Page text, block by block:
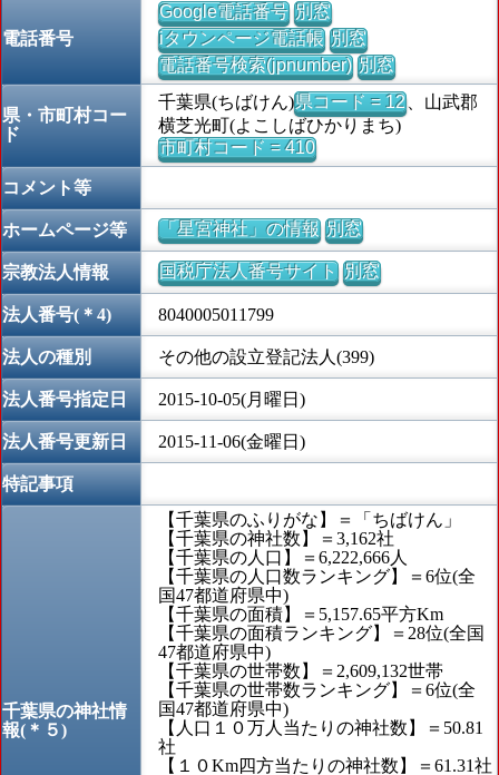
電話番号
Google電話番号 別窓
iタウンページ電話帳 別窓
電話番号検索(jpnumber) 別窓
県・市町村コー
ド
千葉県(ちばけん)県コード = 12、山武郡
横芝光町(よこしばひかりまち)
市町村コード = 410
コメント等
ホームページ等 「星宮神社」の情報 別窓
宗教法人情報 国税庁法人番号サイト 別窓
法人番号(＊4) 8040005011799
法人の種別 その他の設立登記法人(399)
法人番号指定日 2015-10-05(月曜日)
法人番号更新日 2015-11-06(金曜日)
特記事項
千葉県の神社情
報(＊５)
【千葉県のふりがな】＝「ちばけん」
【千葉県の神社数】＝3,162社
【千葉県の人口】＝6,222,666人
【千葉県の人口数ランキング】＝6位(全
国47都道府県中)
【千葉県の面積】＝5,157.65平方Km
【千葉県の面積ランキング】＝28位(全国
47都道府県中)
【千葉県の世帯数】＝2,609,132世帯
【千葉県の世帯数ランキング】＝6位(全
国47都道府県中)
【人口１０万人当たりの神社数】＝50.81
社
【１０Km四方当たりの神社数】＝61.31社